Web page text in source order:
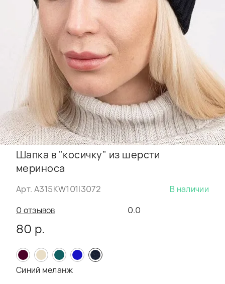
Шапка в "косичку" из шерсти
мериноса
Арт. A315KW101I3072
В наличии
0 отзывов
0.0
80 р.
Синий меланж